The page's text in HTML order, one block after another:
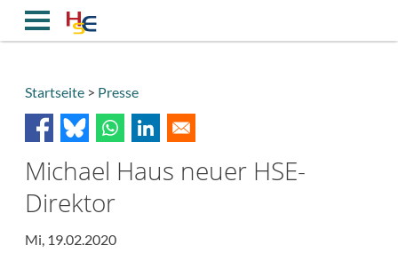
Inhalt
Breadcrumb
Startseite Presse
Michael Haus neuer HSE-
Direktor
Mi, 19.02.2020